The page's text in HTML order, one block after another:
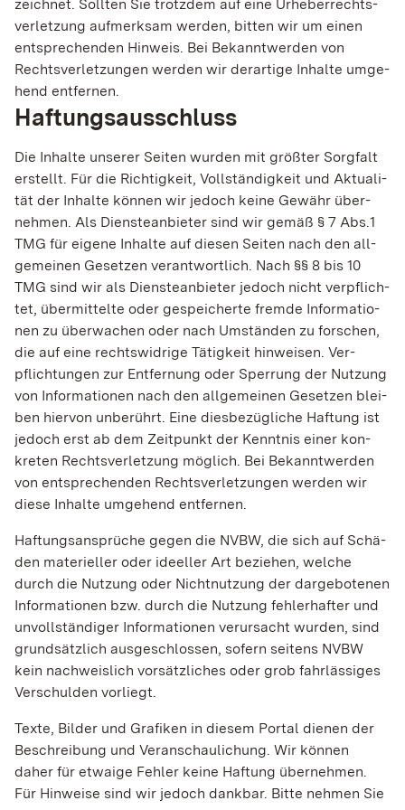
zeich­net. Soll­ten Sie trotz­dem auf eine Urhe­ber­rechts­
ver­let­zung auf­merk­sam wer­den, bit­ten wir um einen
ent­spre­chen­den Hin­weis. Bei Bekannt­wer­den von
Rechts­ver­let­zun­gen wer­den wir der­ar­tige Inhalte umge­
hend ent­fer­nen.
Haf­tungs­aus­schluss
Die Inhalte unse­rer Sei­ten wur­den mit größ­ter Sorg­falt
erstellt. Für die Rich­tig­keit, Voll­stän­dig­keit und Aktu­a­li­
tät der Inhalte kön­nen wir jedoch keine Gewähr über­
neh­men. Als Diens­tean­bie­ter sind wir gemäß § 7 Abs.1
TMG für eigene Inhalte auf die­sen Sei­ten nach den all­
ge­mei­nen Geset­zen ver­ant­wort­lich. Nach §§ 8 bis 10
TMG sind wir als Diens­tean­bie­ter jedoch nicht ver­pflich­
tet, über­mit­telte oder gespei­cherte fremde Infor­ma­ti­o­
nen zu über­wa­chen oder nach Umstän­den zu for­schen,
die auf eine rechts­wid­rige Tätig­keit hin­wei­sen. Ver­
pflich­tun­gen zur Ent­fer­nung oder Sper­rung der Nut­zung
von Infor­ma­ti­o­nen nach den all­ge­mei­nen Geset­zen blei­
ben hier­von unbe­rührt. Eine dies­be­züg­li­che Haf­tung ist
jedoch erst ab dem Zeit­punkt der Kennt­nis einer kon­
kre­ten Rechts­ver­let­zung mög­lich. Bei Bekannt­wer­den
von ent­spre­chen­den Rechts­ver­let­zun­gen wer­den wir
diese Inhalte umge­hend ent­fer­nen.
Haf­tungs­ansprü­che gegen die NVBW, die sich auf Schä­
den mate­ri­el­ler oder ide­el­ler Art bezie­hen, wel­che
durch die Nut­zung oder Nicht­nut­zung der dar­ge­bo­te­nen
Infor­ma­ti­o­nen bzw. durch die Nut­zung feh­ler­haf­ter und
unvoll­stän­di­ger Infor­ma­ti­o­nen ver­ur­sacht wur­den, sind
grund­sätz­lich aus­ge­schlos­sen, sofern sei­tens NVBW
kein nach­weis­lich vor­sätz­li­ches oder grob fahr­läs­si­ges
Ver­schul­den vor­liegt.
Texte, Bil­der und Gra­fi­ken in die­sem Por­tal die­nen der
Beschrei­bung und Ver­an­schau­li­chung. Wir kön­nen
daher für etwaige Feh­ler keine Haf­tung über­neh­men.
Für Hin­weise sind wir jedoch dank­bar. Bitte neh­men Sie